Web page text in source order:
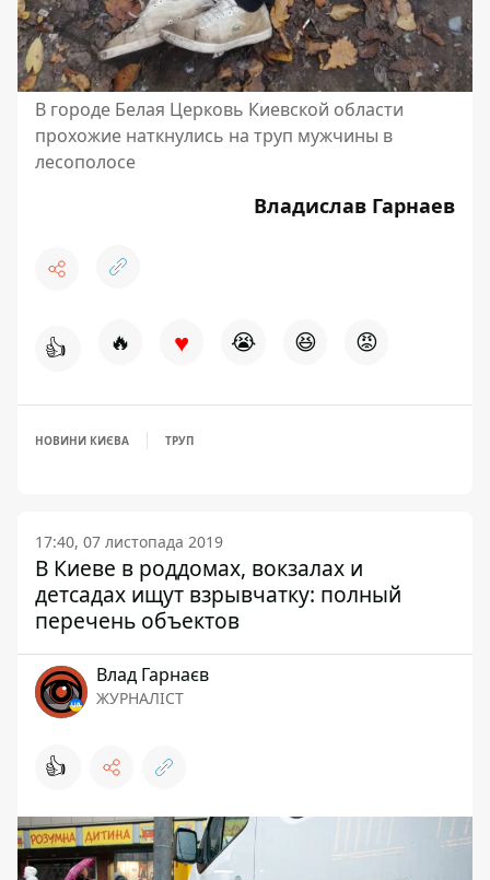
В городе Белая Церковь Киевской области
прохожие наткнулись на труп мужчины в
лесополосе
Владислав Гарнаев
👍 🔥 ♥ 😭 😆 😡
НОВИНИ КИЄВА ТРУП
17:40, 07 листопада 2019
В Киеве в роддомах, вокзалах и
детсадах ищут взрывчатку: полный
перечень объектов
Влад Гарнаєв
ЖУРНАЛІСТ
👍